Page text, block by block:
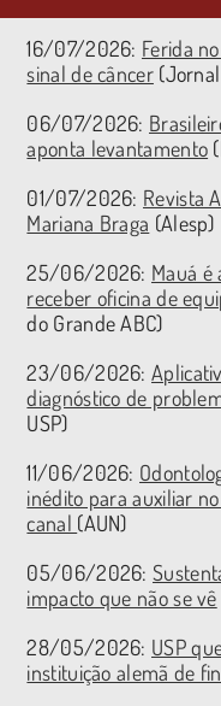
16/07/2026: Ferida
sinal de câncer(Jornal
06/07/2026:
aponta levantamento
01/07/2026: Revista
Mariana Braga (Alesp)
25/06/2026: Mauá é
receber oficina de
do Grande ABC)
23/06/2026:
diagnóstico de
USP)
11/06/2026:
inédito para auxiliar
canal (AUN)
05/06/2026:
impacto que não se vê
28/05/2026: USP
instituição alemã de